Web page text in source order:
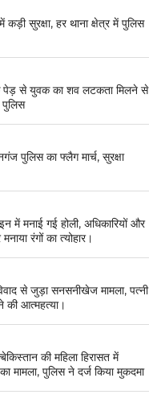
सुरक्षा, हर थाना क्षेत्र में पुलिस
पेड़ से युवक का शव लटकता मिलने से
पुलिस का फ्लैग मार्च, सुरक्षा
में मनाई गई होली, अधिकारियों और
रंगों का त्योहार।
से जुड़ा सनसनीखेज मामला, पत्नी
की आत्महत्या।
की महिला हिरासत में
मामला, पुलिस ने दर्ज किया मुकदमा